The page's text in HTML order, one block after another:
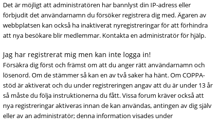
Det är möjligt att administratören har bannlyst din IP-adress eller
förbjudit det användarnamn du försöker registrera dig med. Ägaren av
webbplatsen kan också ha inaktiverat nyregistreringar för att förhindra
att nya besökare blir medlemmar. Kontakta en administratör för hjälp.
Jag har registrerat mig men kan inte logga in!
Försäkra dig först och främst om att du anger rätt användarnamn och
lösenord. Om de stämmer så kan en av två saker ha hänt. Om COPPA-
stöd är aktiverat och du under registreringen angav att du är under 13 år
så måste du följa instruktionerna du fått. Vissa forum kräver också att
nya registreringar aktiveras innan de kan användas, antingen av dig själv
eller av an administratör; denna information visades under